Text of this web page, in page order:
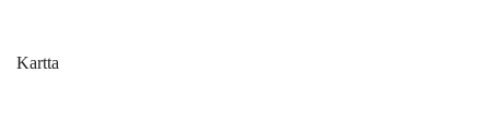
Kartta